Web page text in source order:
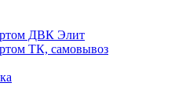
ДВК Элит
ТК, самовывоз